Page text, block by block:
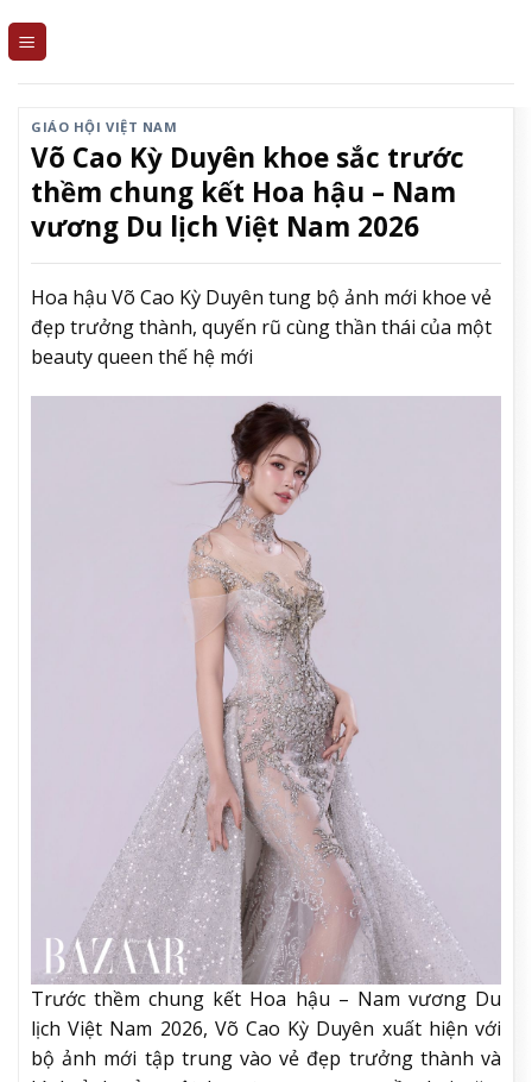
GIÁO HỘI VIỆT NAM
Võ Cao Kỳ Duyên khoe sắc trước
thềm chung kết Hoa hậu – Nam
vương Du lịch Việt Nam 2026
Hoa hậu Võ Cao Kỳ Duyên tung bộ ảnh mới khoe vẻ
đẹp trưởng thành, quyến rũ cùng thần thái của một
beauty queen thế hệ mới
Trước thềm chung kết Hoa hậu – Nam vương Du
lịch Việt Nam 2026, Võ Cao Kỳ Duyên xuất hiện với
bộ ảnh mới tập trung vào vẻ đẹp trưởng thành và